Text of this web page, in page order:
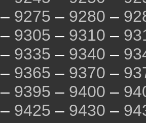
– 9275 – 9280 –
– 9305 – 9310 –
– 9335 – 9340 –
– 9365 – 9370 –
– 9395 – 9400 –
– 9425 – 9430 –